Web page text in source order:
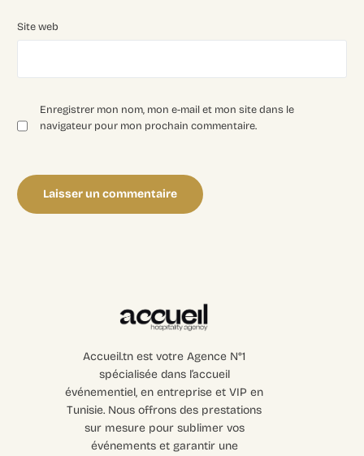
Site web
Enregistrer mon nom, mon e-mail et mon site dans le
navigateur pour mon prochain commentaire.
Accueil.tn est votre Agence N°1
spécialisée dans l’accueil
événementiel, en entreprise et VIP en
Tunisie. Nous offrons des prestations
sur mesure pour sublimer vos
événements et garantir une